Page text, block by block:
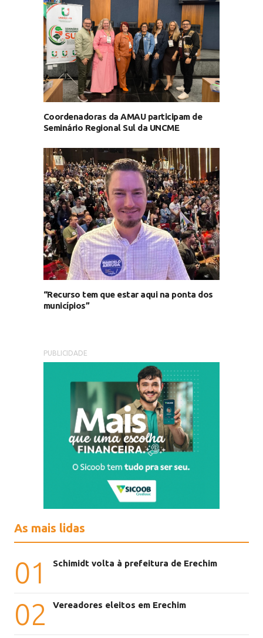
Coordenadoras da AMAU participam de
Seminário Regional Sul da UNCME
“Recurso tem que estar aqui na ponta dos
municípios”
PUBLICIDADE
As mais lidas
01 Schimidt volta à prefeitura de Erechim
02 Vereadores eleitos em Erechim